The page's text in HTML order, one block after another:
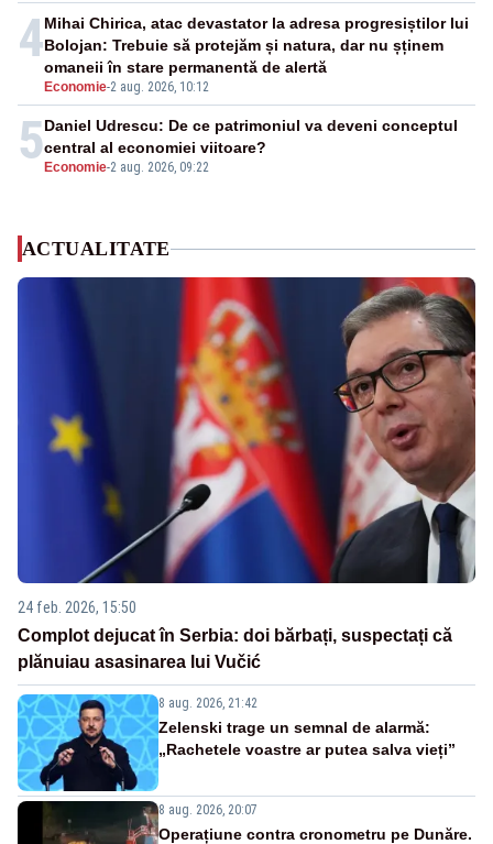
4
Economie-2 aug. 2026, 10:12
Mihai Chirica, atac devastator la adresa progresiștilor lui
Bolojan: Trebuie să protejăm și natura, dar nu șținem
omaneii în stare permanentă de alertă
5 Economie-2 aug. 2026, 09:22
Daniel Udrescu: De ce patrimoniul va deveni conceptul
central al economiei viitoare?
ACTUALITATE
24 feb. 2026, 15:50
Complot dejucat în Serbia: doi bărbați, suspectați că
plănuiau asasinarea lui Vučić
8 aug. 2026, 21:42
Zelenski trage un semnal de alarmă:
„Rachetele voastre ar putea salva vieți”
8 aug. 2026, 20:07
Operațiune contra cronometru pe Dunăre.